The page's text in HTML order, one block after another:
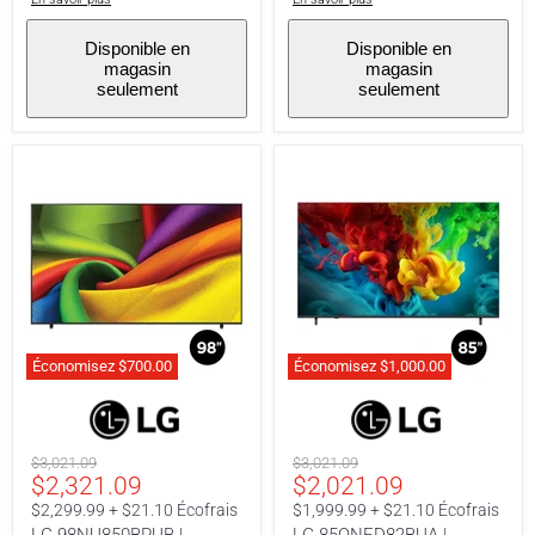
Dolby
Disponible en
magasin
seulement
Dolby
Disponible en
magasin
seulement
Économisez $700.00
98NU850BPUB
UHD
98"
60Hz
Prix
original
$3,021.09
Prix
actuel
$2,321.09
$2,299.99 + $21.10 Écofrais
Économisez $1,000.00
85QNED82BUA
QNED
85"
120Hz
Prix
original
$3,021.09
Prix
actuel
$2,021.09
$1,999.99 + $21.10 Écofrais